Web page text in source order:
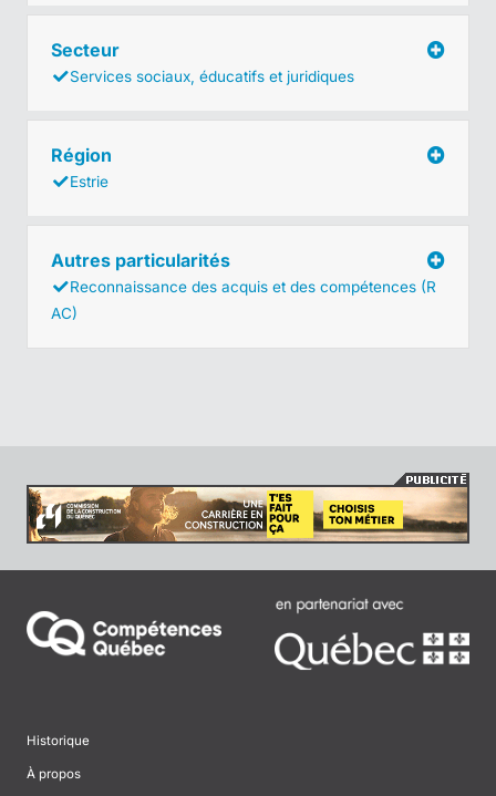
Secteur
Services sociaux, éducatifs et juridiques
Région
Estrie
Autres particularités
Reconnaissance des acquis et des compétences (R
AC)
Historique
À propos